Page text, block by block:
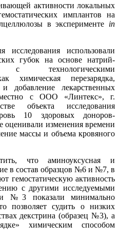
активности локальных
имплантов на
в эксперименте in
исследования использовали
губок на основе натрий-
с технологическими
химическая перезарядка,
добавление лекарственных
с ООО «Линтекс», г.
объекта исследования
10 здоровых доноров-
оценивали изменения времени
массы и объема кровяного
что аминоуксусная и
в состав образцов №6 и №7, в
гемостатическую активность
с другими исследуемыми
№3 показали минимально
позволяет судить о низких
декстрина (образец №3), а
химическим способом